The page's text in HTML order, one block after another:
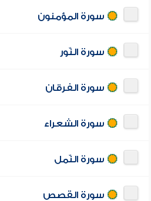
سورة المؤمنون
سورة النّور
سورة الفرقان
سورة الشعراء
سورة النّمل
سورة القصص